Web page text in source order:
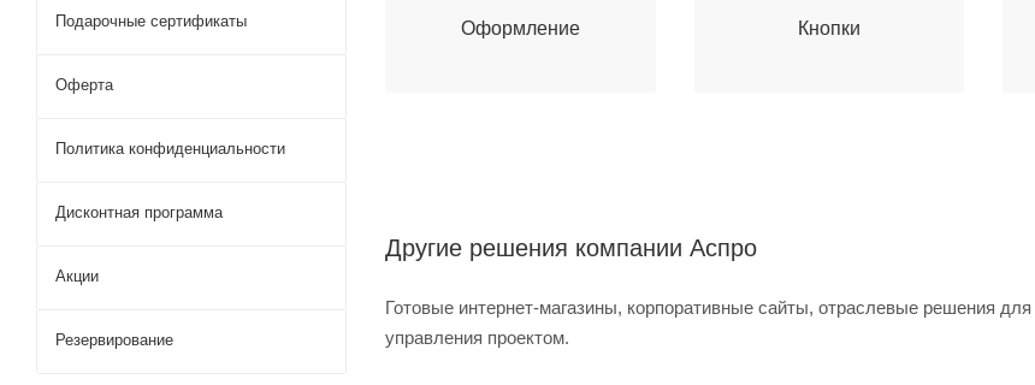
Оформление Кнопки
Другие решения компании Аспро
Готовые интернет-магазины, корпоративные сайты, отраслевые решения
управления проектом.
Подарочные сертификаты
Оферта
Политика конфиденциальности
Дисконтная программа
Акции
Резервирование